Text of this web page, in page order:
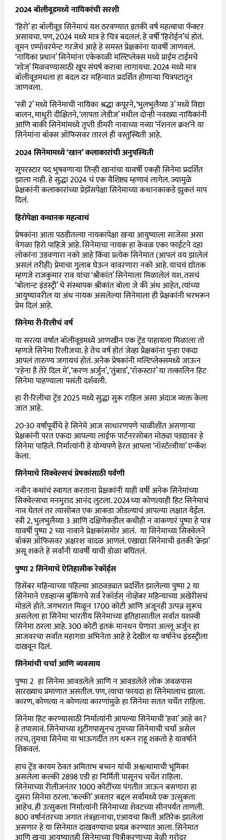
2024 बॉलीवूडमध्ये नायिकांची सरशी
‘हिरो’ हा बॉलीवूड सिनेमाचं यश ठरवण्यात इतकी वर्ष महत्वाचा फॅक्टर
असायचा. पण, 2024 मध्ये मात्र हे चित्र बदललं. हे वर्षी ‘हिरोईन’चं होतं.
वूमन एम्पॉवरमेन्ट गरजेचं आहे हे समस्त प्रेक्षकांना यावर्षी जाणवलं.
‘नायिका प्रधान’ सिनेमांना एकेकाळी मल्टिप्लेक्स मध्ये प्राईम टाईमचे
‘शोज्’ मिळवण्यासाठी खूप संघर्ष करावा लागायचा. 2024 मध्ये मात्र
बॉलीवूडमधला हा बदल दर महिन्यात प्रदर्शित होणाऱ्या चित्रपटातून
जाणवला.
‘स्त्री 2’ मध्ये सिनेमाची नायिका श्रद्धा कपूरने, ‘भुलभुलैय्या 3’ मध्ये विद्या
बालन, माधुरी दीक्षितने, ‘लापता लेडीज’ मधील दोन्ही नवख्या नायिकांनी
आणि बाकी सिनेमांमध्ये तृप्ती डीमरी नावाच्या नव्या ‘नॅशनल क्रश’ने या
सिनेमांना बॉक्स ऑफिसवर तारलं ही वस्तुस्थिती आहे.
2024 सिनेमामध्ये ‘खान’ कलाकारांची अनुपस्थिती
सुपरस्टार पद भुषवणाऱ्या तिन्ही खानांचा यावर्षी एकही सिनेमा प्रदर्शित
झाला नाही. हे सुद्धा 2024 चं एक वैशिष्ट्य म्हणावं लागेल. ज्यामुळे
प्रेक्षकांनी कलाकारांच्या प्रेझेंसपेक्षा सिनेमाच्या कथानकाकडे झुकतं माप
दिलं.
हिरोपेक्षा कथानक महत्वाचं
प्रेषकांना आता पठडीतल्या नायकापेक्षा खऱ्या आयुष्याला साजेसा असा
वेगळा हिरो पाहिजे आहे. सिनेमाचा नायक हा केवळ एका फाईटने दहा
लोकांना उडवणारा नको आहे किंवा प्रत्येक सिनेमात (आपलं वय झालेलं
असलं तरीही) प्रेमाचा गुलाब घेऊन वावरणारा नको आहे. याचचं द्योतक
म्हणजे राजकुमार राव यांचा ‘श्रीकांत’ सिनेमाला मिळालेलं यश. तसचं
‘बोलान्ट इंडस्ट्री’ चे संस्थापक श्रीकांत बोला जे की अंध आहेत, त्यांच्या
आयुष्यावरील या अंध नायक असलेल्या सिनेमाला ही प्रेक्षकांनी भरभरून
प्रेम दिलं आहे.
सिनेमा री-रिलीचं वर्ष
या सरत्या वर्षात बॉलीवूडमध्ये आणखीन एक ट्रेंड पाहायला मिळाला तो
म्हणजे सिनेमा रिलीजचा. हे तेच वर्ष होतं जेव्हा प्रेक्षकांना पुन्हा एकदा
आपलं तारुण्य जगायचं होतं. अनेक प्रेषकांनी मल्टिप्लेक्समध्ये जाऊन
‘रहेना है तेरे दिल मे’, ‘करण अर्जुन’, ‘तुंबाड’, ‘रॉकस्टार’ या तत्कालिन हिट
सिनेमा पाहण्याला पसंती दर्शवली.
हा री-रिलीचा ट्रेंड 2025 मध्ये सुद्धा सुरू राहिल असा अंदाज व्यक्त केला
जात आहे.
20-30 वर्षांपूर्वीचे हे सिनेमे आज साधारणपणे चाळीशीत असणाऱ्या
प्रेक्षकांनी परत एकदा आपल्या लाईफ पार्टनरसोबत मोठ्या पडद्यावर हे
सिनेमा पाहिले. निर्मात्यांनी हे योग्यपणे हेरत आपला ‘नॉस्टॅल्जीया’ एन्कॅश
केला.
सिनेमाचे सिक्वेल्सचं प्रेषकांसाठी पर्वणी
नवीन कथांचं स्वागत करताना प्रेक्षकांनी याही वर्षी अनेक सिनेमांच्या
सिक्वेल्सचा मनमुराद आनंद लुटला. 2024च्या कोणत्याही हिट सिनेमाचं
नाव घेतलं तर त्यासोबत एक आकडा जोडल्याचं आपल्या लक्षात येईल.
स्त्री 2, भुलभुलैय्या 3 आणि दक्षिणेकडील कधीही न वाकणारं पुष्पा हे पात्र
यावर्षी पुष्पा 2 च्या नावाने प्रेक्षकांसमोर आलं. या सिनेमाच्या सिक्वेलने
बॉक्स ऑफिसवर अक्षरशः वादळ आणलं. एखाद्या सिनेमाची इतकी ‘क्रेझ’
असू शकते हे सर्वांनी यावर्षी याची डोळा बघितलं.
पुष्पा 2 सिनेमाचे ऐतिहासीक रेकॉर्ड्स
डिसेंबर महिन्याच्या पहिल्या आठवड्यात प्रदर्शित झालेल्या पुष्पा 2 या
सिनेमाने एडव्हान्स बुकिंगचे सर्व रेकॉर्डस् नोव्हेंबर महिन्याच्या अखेरीसचं
मोडले होते. जगभरात मिळून 1700 कोटी आणि अजूनही उत्पन्न सुरूच
असलेला हा सिनेमा भारतीय सिनेमाच्या इतिहासातील सर्वात यशस्वी
सिनेमा ठरला आहे. 300 कोटी इतकं मानधन घेणारा अल्लू अर्जुन हा
आजवरचा सर्वात महागडा अभिनेता आहे हे देखील या वर्षानेच इंडस्ट्रीला
दाखवून दिलं.
सिनेमांची चर्चा आणि व्यवसाय
पुष्पा 2 हा सिनेमा आवडलेले आणि न आवडलेले लोक जवळपास
सारख्याच प्रमाणात असतील. पण, त्याचा फायदा हा सिनेमालाच झाला.
कारण, कोणत्या न कोणत्या कारणांमुळे हा सिनेमा सतत चर्चेत राहिला.
सिनेमा हिट करण्यासाठी निर्मात्यांनी आपल्या सिनेमाची ‘हवा’ आहे का?
हे तपासावं. सिनेमाच्या शूटींगपासूनच तुमच्या सिनेमाची चर्चा असेल
तरच, तुमचा सिनेमा या भाऊगर्दीत तग धरून राहू शकतो हे यावर्षाने
शिकवलं.
हाच ट्रेंड कायम ठेवत अमिताभ बच्चन यांची अश्वत्थामाची भूमिका
असलेला कल्की 2898 एडी हा निर्मिती पासूनच चर्चेत राहिला.
सिनेमाच्या रीलीजनंतर 1000 कोटींच्या पंगतीत जाऊन बसणारा हा
दुसरा सिनेमा ठरला. ‘कल्की’ अवतार बद्दल सर्वांमध्ये एक उत्सुकता
आहेच. ही उत्सुकता निर्मात्यांनी सिनेमाच्या शेवटच्या सीनपर्यंत ताणली.
800 वर्षानंतरच्या जगात तंत्रज्ञानाचा, एआयचा किती अतिरेक झालेला
असणार हे या सिनेमात दाखवण्याचा प्रयत्न करण्यात आला. सिनेमात